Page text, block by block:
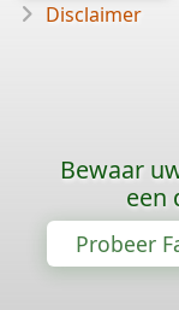
Disclaimer
Bewaar
een
Probeer